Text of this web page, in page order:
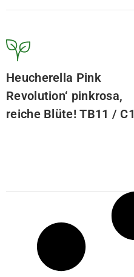
Heucherella Pink
Revolution‘ pinkrosa,
reiche Blüte! TB11 / C1